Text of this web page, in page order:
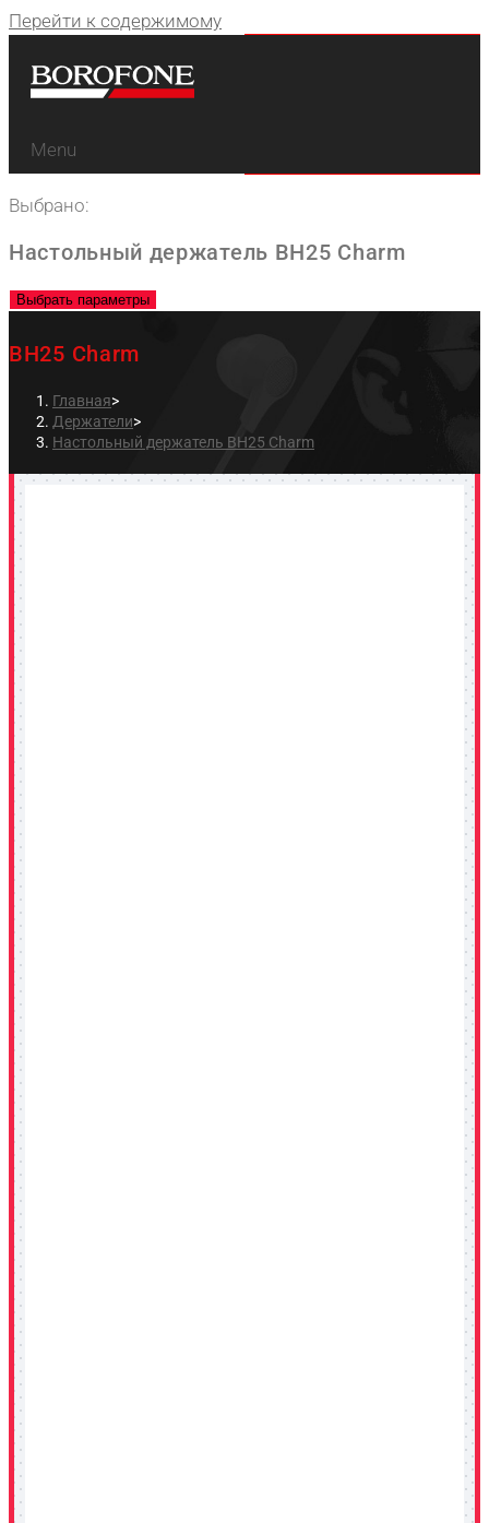
Перейти к содержимому
Menu
Выбрано:
Настольный держатель BH25 Charm
Выбрать параметры
BH25 Charm
Главная>
Держатели>
Настольный держатель BH25 Charm